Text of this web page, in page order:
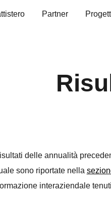
main content
Partner
delle annualità
sono riportate nella
interaziendale